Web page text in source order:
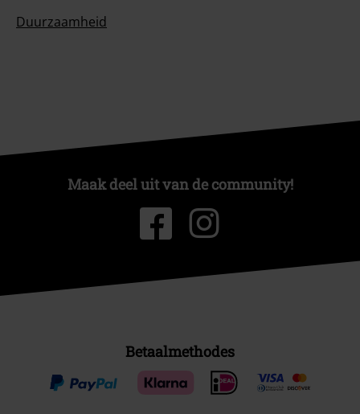
Duurzaamheid
Maak deel uit van de community!
Betaalmethodes